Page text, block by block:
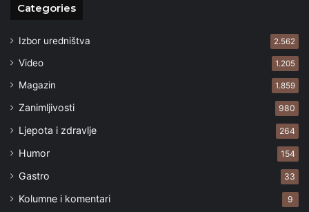
Categories
Izbor uredništva 2.562
Video 1.205
Magazin 1.859
Zanimljivosti 980
Ljepota i zdravlje 264
Humor 154
Gastro 33
Kolumne i komentari 9